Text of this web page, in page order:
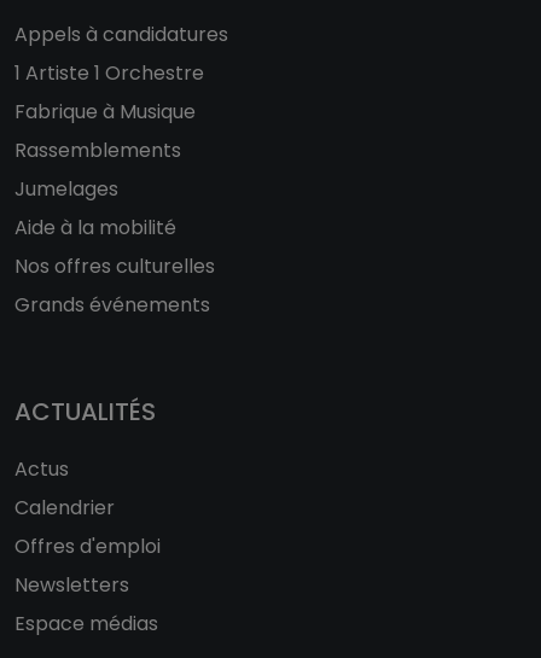
Appels à candidatures
1 Artiste 1 Orchestre
Fabrique à Musique
Rassemblements
Jumelages
Aide à la mobilité
Nos offres culturelles
Grands événements
ACTUALITÉS
Actus
Calendrier
Offres d'emploi
Newsletters
Espace médias